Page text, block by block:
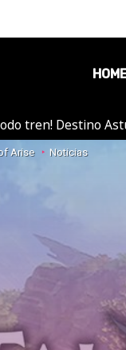
tren! Destino
Arise Noticias